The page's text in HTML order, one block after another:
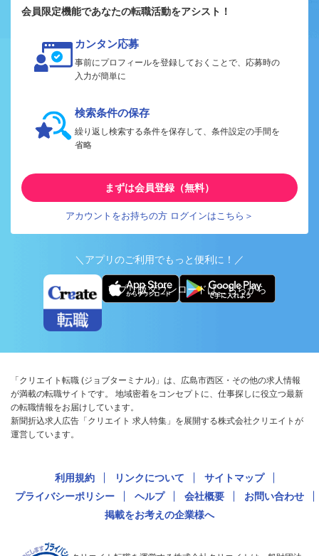
会員限定機能であなたの転職活動をアシスト！
カンタン応募
事前にプロフィールを登録しておくことで、応募時の
入力が簡単に
検索条件の保存
繰り返し検索する条件を保存して、条件設定の手間を
省略
まずは会員登録（無料）
アカウントをお持ちの方 ログインはこちら＞
＼アプリのご利用でもっと便利に！／
アプリ版ダウンロードはこちらから
「クリエイト転職 (ジョブターミナル)」は、広島市西区・その他の求人情報
が満載の転職サイトです。 地域密着をコンセプトに、仕事探しに役立つ最新
の転職情報をお届けしています。
新聞折込求人広告「クリエイト 求人特集」を展開する株式会社クリエイトが
運営しています。
利用規約 リンクについて
サイトマップ
プライバシーポリシー
ヘルプ 会社概要
お問い合わせ
掲載をお考えの企業様へ